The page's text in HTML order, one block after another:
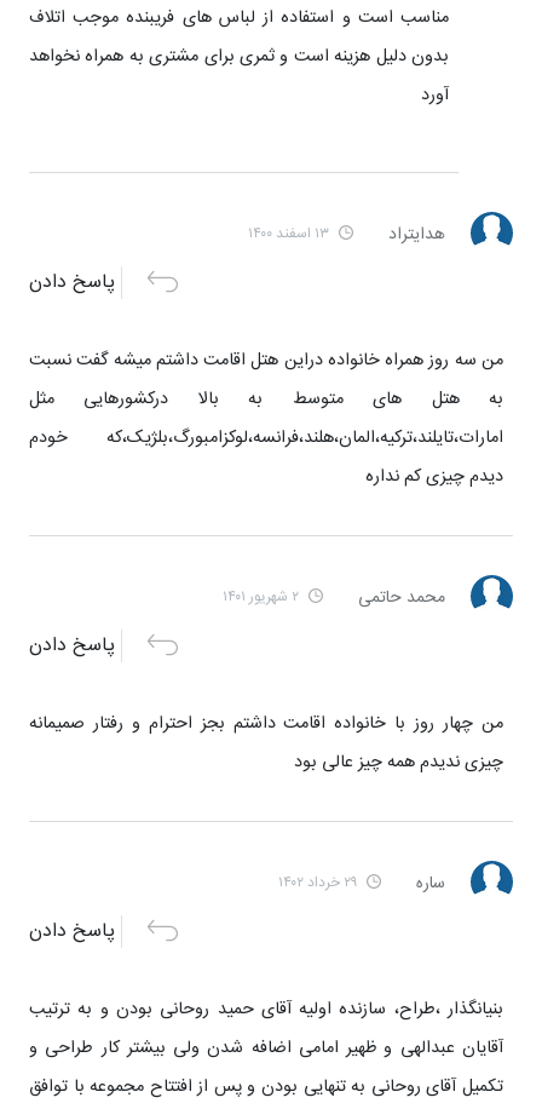
مناسب است و استفاده از لباس های فریبنده موجب اتلاف
بدون دلیل هزینه است و ثمری برای مشتری به همراه نخواهد
آورد
هدایتراد ۱۳ اسفند ۱۴۰۰
پاسخ دادن
من سه روز همراه خانواده دراین هتل اقامت داشتم میشه گفت نسبت
به هتل های متوسط به بالا درکشورهایی مثل
امارات،تایلند،ترکیه،المان،هلند،فرانسه،لوکزامبورگ،بلژیک،که خودم
دیدم چیزی کم نداره
محمد حاتمی ۲ شهریور ۱۴۰۱
پاسخ دادن
من چهار روز با خانواده اقامت داشتم بجز احترام و رفتار صمیمانه
چیزی ندیدم همه چیز عالی بود
ساره ۲۹ خرداد ۱۴۰۲
پاسخ دادن
بنیانگذار ،طراح، سازنده اولیه آقای حمید روحانی بودن و به ترتیب
آقایان عبدالهی و ظهیر امامی اضافه شدن ولی بیشتر کار طراحی و
تکمیل آقای روحانی به تنهایی بودن و پس از افتتاح مجموعه با توافق